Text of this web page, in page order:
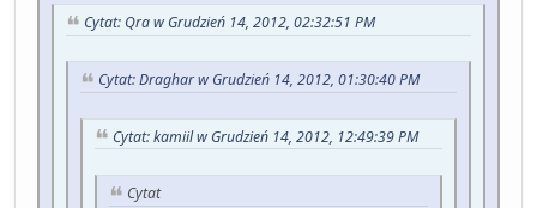
Cytat: Qra w Grudzień 14, 2012, 02:32:51 PM
Cytat: Draghar w Grudzień 14, 2012, 01:30:40 PM
Cytat: kamiil w Grudzień 14, 2012, 12:49:39 PM
Cytat